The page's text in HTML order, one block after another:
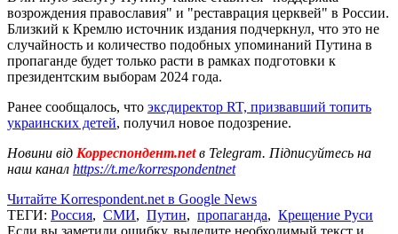
возрождения православия" и "реставрация церквей" в России.
Близкий к Кремлю источник издания подчеркнул, что это не
случайность и количество подобных упоминаний Путина в
пропаганде будет только расти в рамках подготовки к
президентским выборам 2024 года.
Ранее сообщалось, что эксдиректор RT, призвавший топить
украинских детей, получил новое подозрение.
Новини від Корреспондент.netв Telegram. Підписуйтесь на
наш канал https://t.me/korrespondentnet
Читайте Korrespondent.net в Google News
ТЕГИ: Россия, СМИ, Путин, пропаганда, Крещение Руси
Если вы заметили ошибку, выделите необходимый текст и